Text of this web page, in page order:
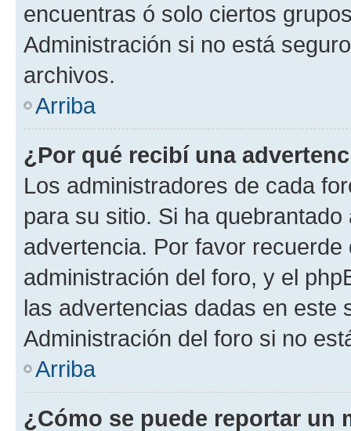
encuentras ó solo ciertos
Administración si no está
archivos.
Arriba
¿Por qué recibí una
Los administradores de cada
para su sitio. Si ha
advertencia. Por favor
administración del foro, y el
las advertencias dadas en este
Administración del foro si no
Arriba
¿Cómo se puede reportar un